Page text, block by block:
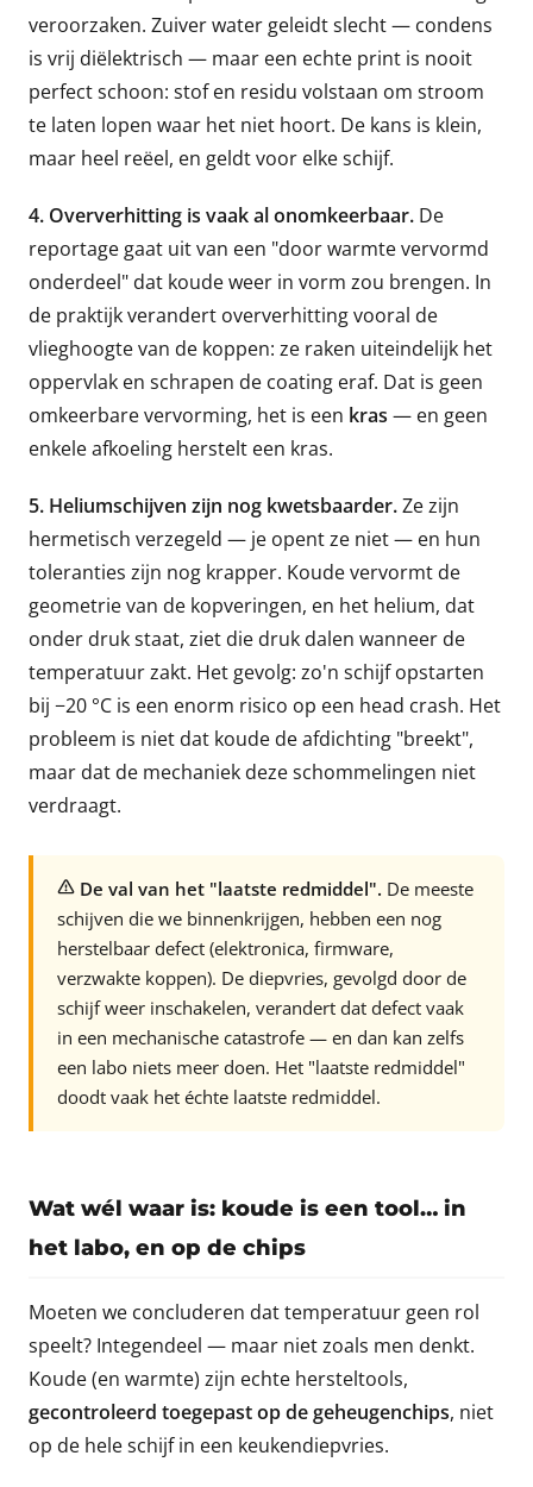
veroorzaken. Zuiver water geleidt slecht — condens
is vrij diëlektrisch — maar een echte print is nooit
perfect schoon: stof en residu volstaan om stroom
te laten lopen waar het niet hoort. De kans is klein,
maar heel reëel, en geldt voor elke schijf.
4. Oververhitting is vaak al onomkeerbaar. De
reportage gaat uit van een "door warmte vervormd
onderdeel" dat koude weer in vorm zou brengen. In
de praktijk verandert oververhitting vooral de
vlieghoogte van de koppen: ze raken uiteindelijk het
oppervlak en schrapen de coating eraf. Dat is geen
omkeerbare vervorming, het is een kras — en geen
enkele afkoeling herstelt een kras.
5. Heliumschijven zijn nog kwetsbaarder.Ze zijn
hermetisch verzegeld — je opent ze niet — en hun
toleranties zijn nog krapper. Koude vervormt de
geometrie van de kopveringen, en het helium, dat
onder druk staat, ziet die druk dalen wanneer de
temperatuur zakt. Het gevolg: zo'n schijf opstarten
bij −20 °C is een enorm risico op een head crash. Het
probleem is niet dat koude de afdichting "breekt",
maar dat de mechaniek deze schommelingen niet
verdraagt.
De val van het "laatste redmiddel". De meeste
schijven die we binnenkrijgen, hebben een nog
herstelbaar defect (elektronica, firmware,
verzwakte koppen). De diepvries, gevolgd door de
schijf weer inschakelen, verandert dat defect vaak
in een mechanische catastrofe — en dan kan zelfs
een labo niets meer doen. Het "laatste redmiddel"
doodt vaak het échte laatste redmiddel.
Wat wél waar is: koude is een tool… in
het labo, en op de chips
Moeten we concluderen dat temperatuur geen rol
speelt? Integendeel — maar niet zoals men denkt.
Koude (en warmte) zijn echte hersteltools,
gecontroleerd toegepast op de geheugenchips, niet
op de hele schijf in een keukendiepvries.